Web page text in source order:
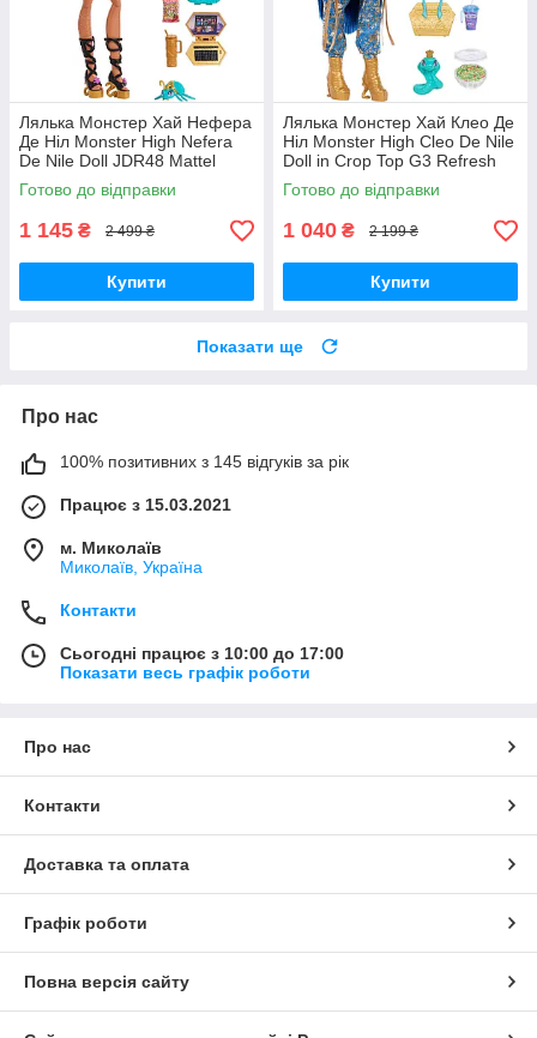
Лялька Монстер Хай Нефера
Де Ніл Monster High Nefera
De Nile Doll JDR48 Mattel
Оригінал
Готово до відправки
1 145 ₴ 2 499 ₴
Купити
Лялька Монстер Хай Клео Де
Ніл Monster High Cleo De Nile
Doll in Crop Top G3 Refresh
JHK32 Mattel Оригінал
Готово до відправки
1 040 ₴ 2 199 ₴
Купити
Показати ще
Про нас
100% позитивних з 145 відгуків за рік
Працює з 15.03.2021
м. Миколаїв
Миколаїв, Україна
Контакти
Сьогодні працює з 10:00 до 17:00
Показати весь графік роботи
Про нас
Контакти
Доставка та оплата
Графік роботи
Повна версія сайту